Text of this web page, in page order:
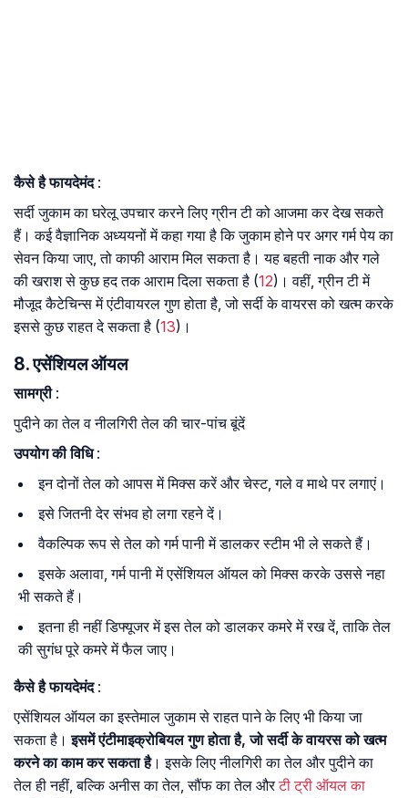
कैसे है फायदेमंद:
सर्दी जुकाम का घरेलू उपचार करने लिए ग्रीन टी को आजमा कर देख सकते
हैं। कई वैज्ञानिक अध्ययनों में कहा गया है कि जुकाम होने पर अगर गर्म पेय का
सेवन किया जाए, तो काफी आराम मिल सकता है। यह बहती नाक और गले
की खराश से कुछ हद तक आराम दिला सकता है (12)। वहीं, ग्रीन टी में
मौजूद कैटेचिन्स में एंटीवायरल गुण होता है, जो सर्दी के वायरस को खत्म करके
इससे कुछ राहत दे सकता है (13)।
8. एसेंशियल ऑयल
सामग्री:
पुदीने का तेल व नीलगिरी तेल की चार-पांच बूंदें
उपयोग की विधि:
इन दोनों तेल को आपस में मिक्स करें और चेस्ट, गले व माथे पर लगाएं।
इसे जितनी देर संभव हो लगा रहने दें।
वैकल्पिक रूप से तेल को गर्म पानी में डालकर स्टीम भी ले सकते हैं।
इसके अलावा, गर्म पानी में एसेंशियल ऑयल को मिक्स करके उससे नहा
भी सकते हैं।
इतना ही नहीं डिफ्यूजर में इस तेल को डालकर कमरे में रख दें, ताकि तेल
की सुगंध पूरे कमरे में फैल जाए।
कैसे है फायदेमंद:
एसेंशियल ऑयल का इस्तेमाल जुकाम से राहत पाने के लिए भी किया जा
सकता है।इसमें एंटीमाइक्रोबियल गुण होता है, जो सर्दी के वायरस को खत्म
करने का काम कर सकता है। इसके लिए नीलगिरी का तेल और पुदीने का
तेल ही नहीं, बल्कि अनीस का तेल, सौंफ का तेल औरटी ट्री ऑयल का